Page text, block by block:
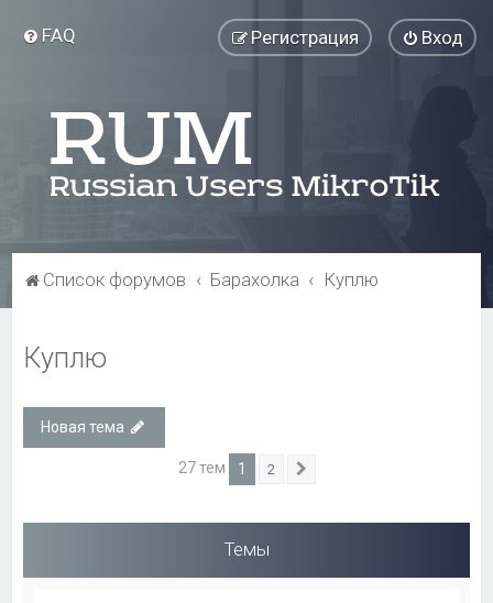
FAQ Вход
Регистрация
Список форумов Барахолка Куплю
Куплю
Новая тема
27 тем 1 2
Темы